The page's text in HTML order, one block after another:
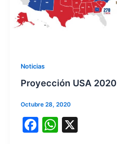
Noticias
Proyección USA 2020
Octubre 28, 2020
F W X